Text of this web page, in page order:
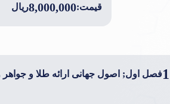
قیمت:8,000,000ریال
1فصل اول; اصول جهانی ارائه طلا و